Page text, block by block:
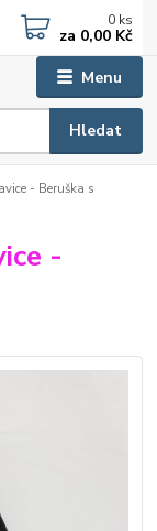
Menu
Hledat
0 ks
za 0,00 Kč
- Beruška s
-